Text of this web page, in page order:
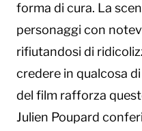
forma di cura. La
personaggi con
rifiutandosi di
credere in qualcosa
del film rafforza
Julien Poupard